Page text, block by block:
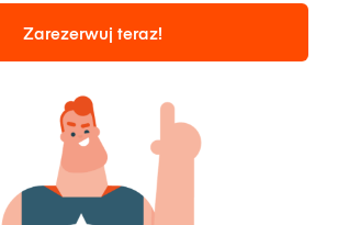
Zarezerwuj teraz!